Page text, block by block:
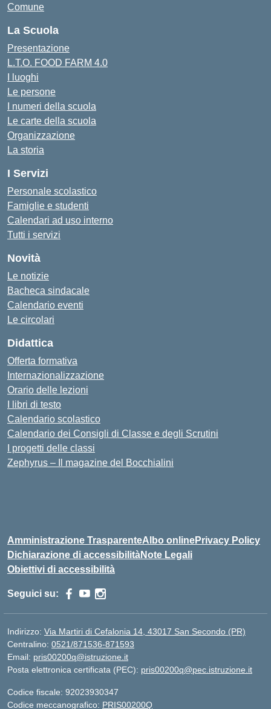
Comune
La Scuola
Presentazione
L.T.O. FOOD FARM 4.0
I luoghi
Le persone
I numeri della scuola
Le carte della scuola
Organizzazione
La storia
I Servizi
Personale scolastico
Famiglie e studenti
Calendari ad uso interno
Tutti i servizi
Novità
Le notizie
Bacheca sindacale
Calendario eventi
Le circolari
Didattica
Offerta formativa
Internazionalizzazione
Orario delle lezioni
I libri di testo
Calendario scolastico
Calendario dei Consigli di Classe e degli Scrutini
I progetti delle classi
Zephyrus – Il magazine del Bocchialini
Amministrazione TrasparenteAlbo onlinePrivacy Policy
Dichiarazione di accessibilitàNote Legali
Obiettivi di accessibilità
Seguici su:
Indirizzo: Via Martiri di Cefalonia 14, 43017 San Secondo (PR)
Centralino: 0521/871536-871593
Email: pris00200q@istruzione.it
Posta elettronica certificata (PEC): pris00200q@pec.istruzione.it
Codice fiscale: 92023930347
Codice meccanografico: PRIS00200Q